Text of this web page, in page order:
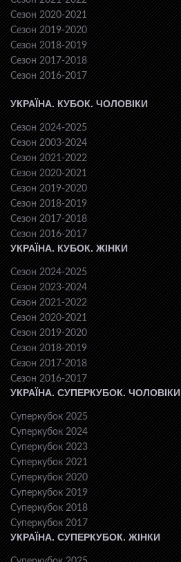
Сезон 2020-2021
Сезон 2019-2020
Сезон 2018-2019
Сезон 2017-2018
Сезон 2016-2017
УКРАЇНА. КУБОК. ЧОЛОВІКИ
Сезон 2024-2025
Сезон 2003-2024
Сезон 2021-2022
Сезон 2020-2021
Сезон 2019-2020
Сезон 2018-2019
Сезон 2017-2018
Сезон 2016-2017
УКРАЇНА. КУБОК. ЖІНКИ
Сезон 2024-2025
Сезон 2023-2024
Сезон 2021-2022
Сезон 2020-2021
Сезон 2019-2020
Сезон 2018-2019
Сезон 2017-2018
Сезон 2016-2017
УКРАЇНА. СУПЕРКУБОК. ЧОЛОВІКИ
Суперкубок 2025
Суперкубок 2024
Суперкубок 2023
Суперкубок 2021
Суперкубок 2020
Суперкубок 2019
Суперкубок 2018
Суперкубок 2017
УКРАЇНА. СУПЕРКУБОК. ЖІНКИ